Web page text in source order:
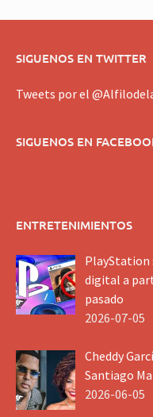
SIGUENOS EN TWITTER
Tweets por el
SIGUENOS EN
ENTRETENIMIENTOS
PlayStation
digital a
pasado
2026-07-05
Cheddy
Santiago
2026-06-05